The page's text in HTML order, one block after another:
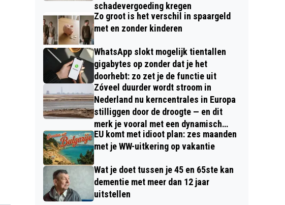
schadevergoeding kregen
Zo groot is het verschil in spaargeld
met en zonder kinderen
WhatsApp slokt mogelijk tientallen
gigabytes op zonder dat je het
doorhebt: zo zet je de functie uit
Zóveel duurder wordt stroom in
Nederland nu kerncentrales in Europa
stilliggen door de droogte — en dit
merk je vooral met een dynamisch
contract
EU komt met idioot plan: zes maanden
met je WW-uitkering op vakantie
Wat je doet tussen je 45 en 65ste kan
dementie met meer dan 12 jaar
uitstellen